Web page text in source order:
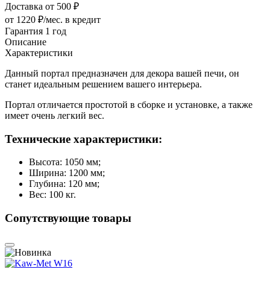
Доставка от 500 ₽
от 1220 ₽/мес. в кредит
Гарантия 1 год
Описание
Характеристики
Данный портал предназначен для декора вашей печи, он
станет идеальным решением вашего интерьера.
Портал отличается простотой в сборке и установке, а также
имеет очень легкий вес.
Технические характеристики:
Высота: 1050 мм;
Ширина: 1200 мм;
Глубина: 120 мм;
Вес: 100 кг.
Сопутствующие товары